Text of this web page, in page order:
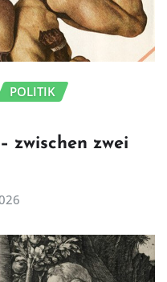
POLITIK
zwischen zwei